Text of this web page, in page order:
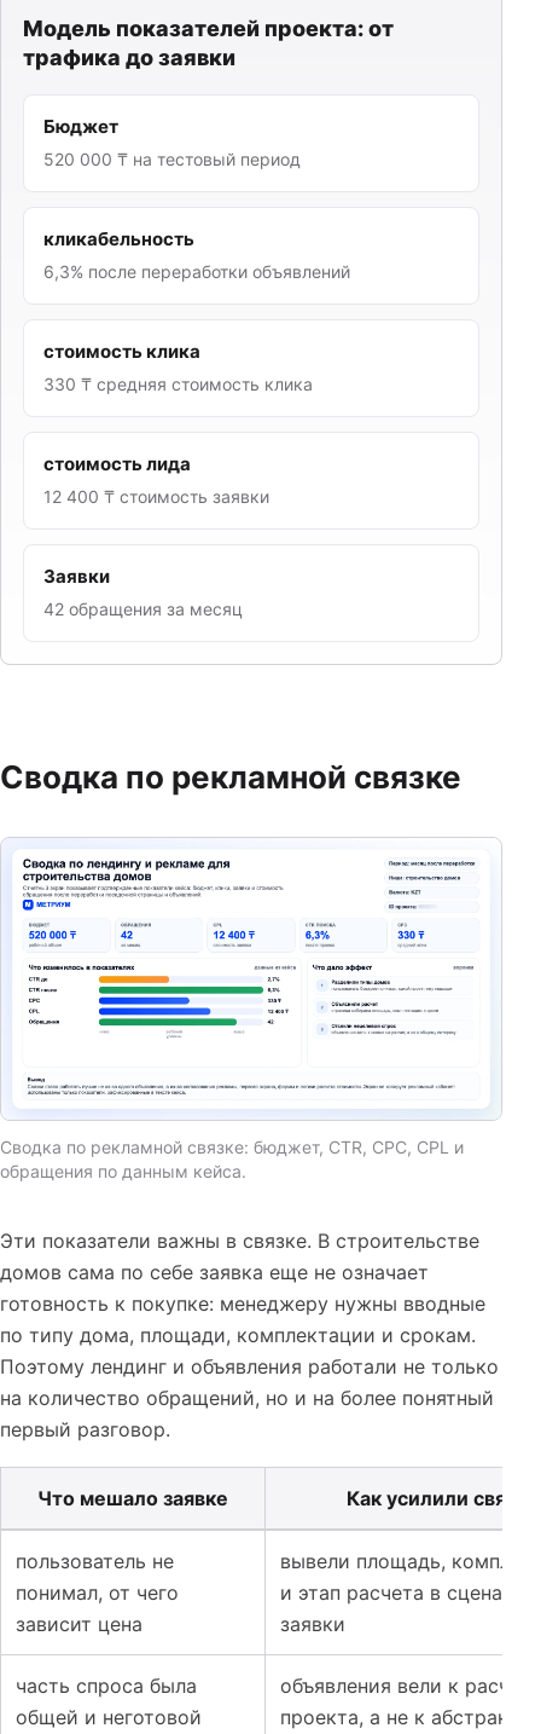
Модель показателей проекта: от
трафика до заявки
Бюджет
520 000 ₸ на тестовый период
кликабельность
6,3% после переработки объявлений
стоимость клика
330 ₸ средняя стоимость клика
стоимость лида
12 400 ₸ стоимость заявки
Заявки
42 обращения за месяц
Сводка по рекламной связке
Сводка по рекламной связке: бюджет, CTR, CPC, CPL и
обращения по данным кейса.
Эти показатели важны в связке. В строительстве
домов сама по себе заявка еще не означает
готовность к покупке: менеджеру нужны вводные
по типу дома, площади, комплектации и срокам.
Поэтому лендинг и объявления работали не только
на количество обращений, но и на более понятный
первый разговор.
Что мешало заявке Как усилили связку
пользователь не
понимал, от чего
зависит цена
вывели площадь,
и этап расчета в сценарий
заявки
часть спроса была
общей и неготовой
объявления вели к расчету
проекта, а не к